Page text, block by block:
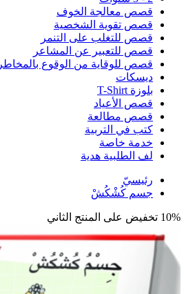
قصص معالجة الخوف
قصص تقوية الشخصية
قصص للتغلب على التنمر
قصص للتعبير عن المشاعر
قصص للوقاية من الوقوع بالمخاطر
ديسكات
بلوزة T-Shirt
قصص الأعياد
قصص مطالعة
كتب في التربية
خدمة خاصة
لف الطلبية هدية
رئيسيّ
جسم كُشْكُشْ
10% تخفيض على المنتج الثاني